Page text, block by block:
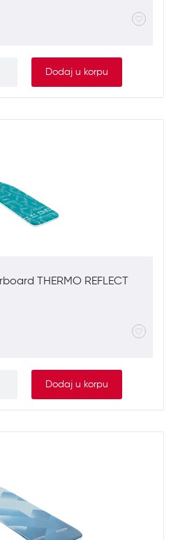
Dodaj u korpu
Dodaj u korpu
THERMO REFLECT